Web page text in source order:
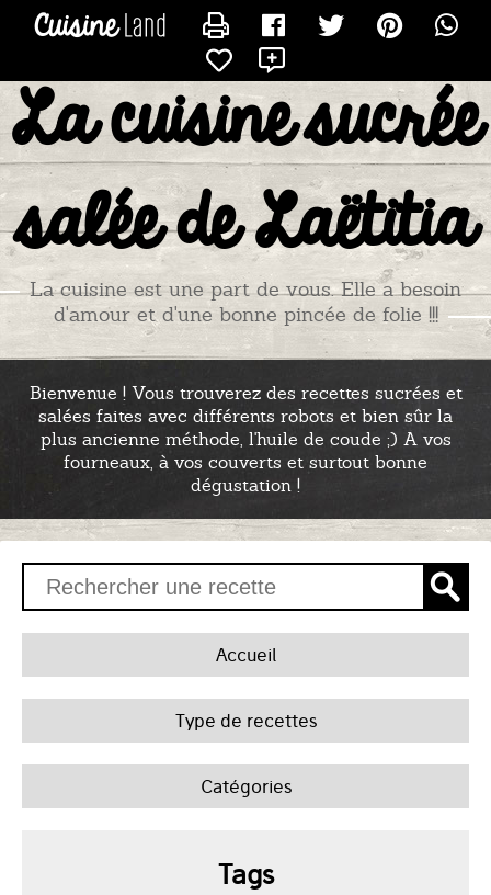
La cuisine sucrée
salée de Laëtitia
La cuisine est une part de vous. Elle a besoin
d'amour et d'une bonne pincée de folie !!!
Bienvenue ! Vous trouverez des recettes sucrées et
salées faites avec différents robots et bien sûr la
plus ancienne méthode, l'huile de coude ;) A vos
fourneaux, à vos couverts et surtout bonne
dégustation !
Accueil
Type de recettes
Catégories
Tags
CONTACTER TITIADU25